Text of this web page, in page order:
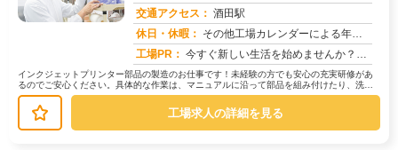
交通アクセス： 酒田駅
休日・休暇： その他工場カレンダーによる年末年始
工場PR： 今すぐ新しい生活を始めませんか？☆初期費用0円で家具付き寮に入寮可能！→ワンルームタイプとメーカー寮（水光熱費無料...
インクジェットプリンター部品の製造のお仕事です！未経験の方でも安心の充実研修があ
るのでご安心ください。具体的な作業は、マニュアルに沿って部品を組み付けたり、洗浄
したり、機械に部品をセットするなど...
工場求人の詳細を見る